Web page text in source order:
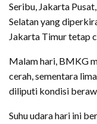
Seribu, Jakarta
Selatan yang
Jakarta Timur tetap
Malam hari, BMKG
cerah, sementara
diliputi kondisi
Suhu udara hari ini